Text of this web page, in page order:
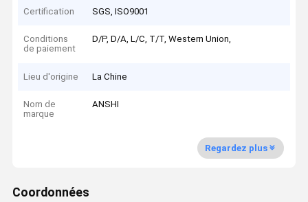
Certification SGS, ISO9001
Conditions
de paiement
D/P, D/A, L/C, T/T, Western Union,
Lieu d'origine La Chine
Nom de
marque
ANSHI
Regardez plus
Coordonnées